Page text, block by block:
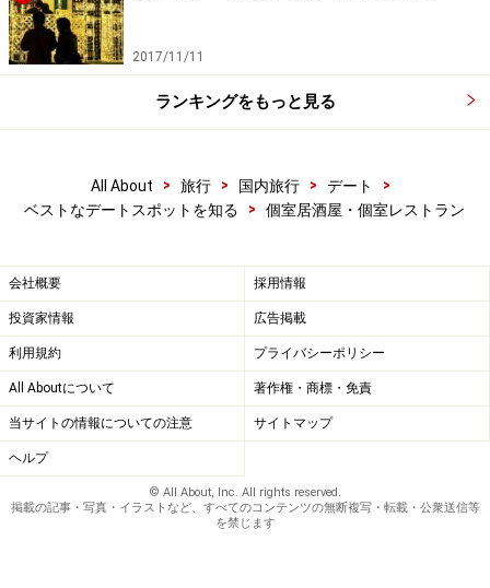
2017/11/11
ランキングをもっと見る
All About > 旅行 > 国内旅行 > デート
>
ベストなデートスポットを知る
> 個室居酒屋・個室レストラン
会社概要 採用情報
投資家情報 広告掲載
利用規約 プライバシーポリシー
All Aboutについて 著作権・商標・免責
当サイトの情報についての注意 サイトマップ
ヘルプ
© All About, Inc. All rights reserved.
掲載の記事・写真・イラストなど、すべてのコンテンツの無断複写・転載・公衆送信等
を禁じます